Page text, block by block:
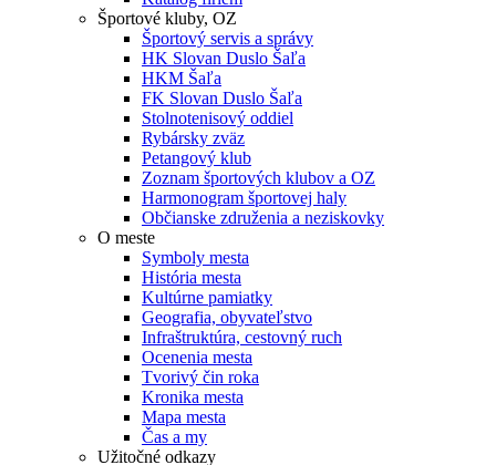
Športové kluby, OZ
Športový servis a správy
HK Slovan Duslo Šaľa
HKM Šaľa
FK Slovan Duslo Šaľa
Stolnotenisový oddiel
Rybársky zväz
Petangový klub
Zoznam športových klubov a OZ
Harmonogram športovej haly
Občianske združenia a neziskovky
O meste
Symboly mesta
História mesta
Kultúrne pamiatky
Geografia, obyvateľstvo
Infraštruktúra, cestovný ruch
Ocenenia mesta
Tvorivý čin roka
Kronika mesta
Mapa mesta
Čas a my
Užitočné odkazy